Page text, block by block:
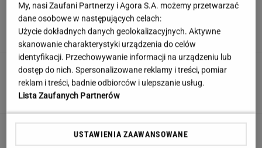
Jeden wakacyjny nawyk może mieć
nieprzyjemne konsekwencje. Też tak robisz?
MATERIAŁ PROMOCYJNY
Partnerka Litewki po jego
śmierci: Niektórzy zlecieli się jak sępy
SUBSKRYPCJA
odcinkowe pomiary prędkości. Polski program
My, nasi Zaufani Partnerzy i Agora S.A. możemy przetwarzać
dane osobowe w następujących celach:
Użycie dokładnych danych geolokalizacyjnych. Aktywne
skanowanie charakterystyki urządzenia do celów
identyfikacji. Przechowywanie informacji na urządzeniu lub
dostęp do nich. Spersonalizowane reklamy i treści, pomiar
reklam i treści, badnie odbiorców i ulepszanie usług.
Lista Zaufanych Partnerów
USTAWIENIA ZAAWANSOWANE